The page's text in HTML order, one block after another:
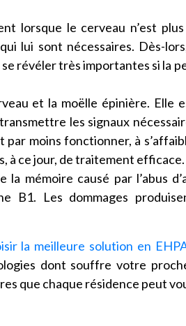
lorsque le cerveau n’est
lui sont nécessaires. Dès-
révéler très importantes si la
et la moëlle épinière. Elle
les signaux
moins fonctionner, à
à ce jour, de traitement efficace.
mémoire causé par l’abus
B1. Les dommages
la meilleure solution en
dont souffre votre
que chaque résidence peut